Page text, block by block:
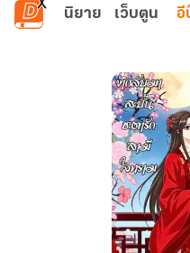
ข้ามไปยังเนื้อหาหลัก
นิยาย เว็บตูน อี